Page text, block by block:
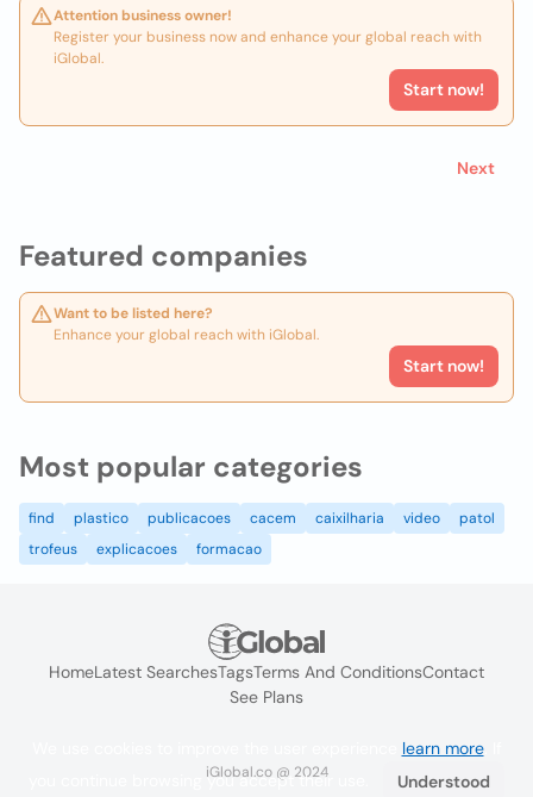
Featured companies
Want to be listed here?
Enhance your global reach with iGlobal.
Start now!
Attention business owner!
Register your business now and enhance your global reach with
iGlobal.
Start now!
Next
Most popular categories
find plastico publicacoes cacem caixilharia video
patol
trofeus
explicacoes formacao
HomeLatest SearchesTagsTerms And ConditionsContact
See Plans
iGlobal.co @ 2024
learn more. If
you continue browsing you accept their use.
Understood